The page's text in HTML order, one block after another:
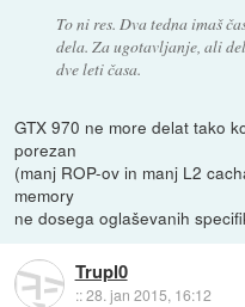
To ni res. Dva tedna imaš
dela. Za ugotavljanje, ali
dve leti časa.
GTX 970 ne more delat tako
porezan
(manj ROP-ov in manj L2
memory
ne dosega oglaševanih
Trupl0
::28. jan 2015, 16:12